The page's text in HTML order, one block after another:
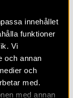
innehållet
funktioner
Vi
och annan
och
med.
med annan
1723